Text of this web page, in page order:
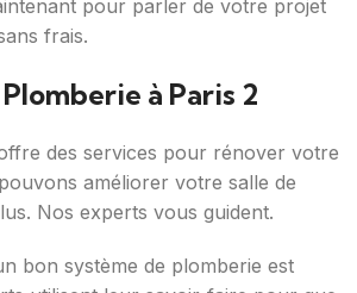
pour parler de votre projet
frais.
à Paris 2
des services pour rénover votre
améliorer votre salle de
Nos experts vous guident.
bon système de plomberie est